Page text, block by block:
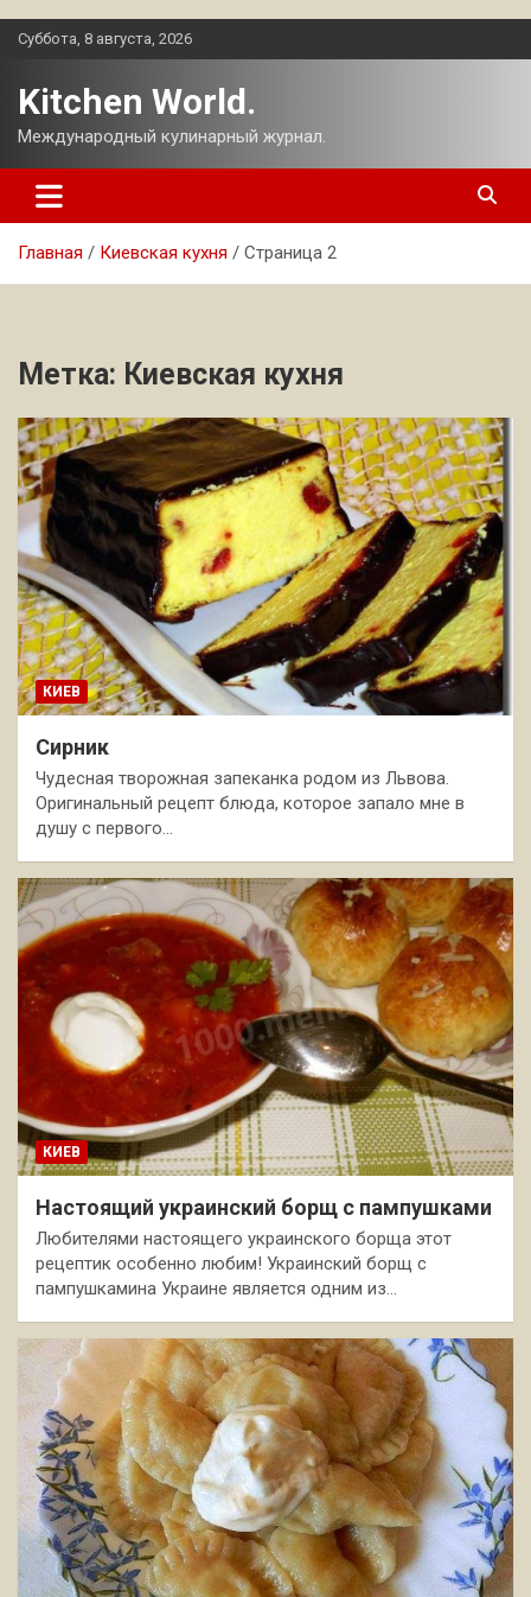
Перейти
Суббота, 8 августа, 2026
Kitchen World.
Международный кулинарный журнал.
Главная Киевская кухня Страница 2
Метка: Киевская кухня
КИЕВ
Сирник
Чудесная творожная запеканка родом из Львова.
Оригинальный рецепт блюда, которое запало мне в
душу с первого…
КИЕВ
Настоящий украинский борщ с пампушками
Любителями настоящего украинского борща этот
рецептик особенно любим! Украинский борщ с
пампушкамина Украине является одним из…